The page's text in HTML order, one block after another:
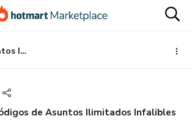
Códigos de Asuntos Ilimitados Infalibles
de Asuntos Ilimitados Infalibles